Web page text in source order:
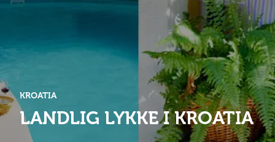
Mat og drikke
Natur
Abonnementsfordeler
Våre vilkår og personvernpolicy
Presse
Annonsere
Kontakt
Abonnementsfordeler
Digitalutgaver
Sol og bad
Storby
Trender Vinter
KROATIA
LANDLIG LYKKE I KROATIA